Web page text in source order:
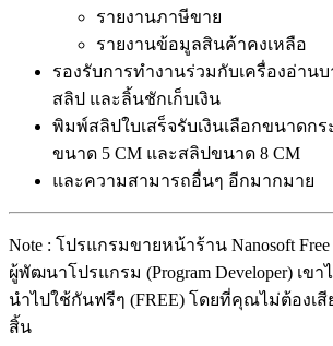
รายงานภาษีขาย
รายงานข้อมูลสินค้าคงเหลือ
รองรับการทำงานร่วมกับเครื่องอ่าน
สลิป และลิ้นชักเก็บเงิน
พิมพ์สลิปใบเสร็จรับเงินเลือกขนาดก
ขนาด 5 CM และสลิปขนาด 8 CM
และความสามารถอื่นๆ อีกมากมาย
Note : โปรแกรมขายหน้าร้าน Nanosoft
ผู้พัฒนาโปรแกรม (Program Developer) เข
นำไปใช้กันฟรีๆ (FREE) โดยที่คุณไม่ต้องเสี
สิ้น